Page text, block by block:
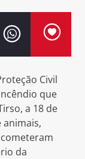
Civil
que
a 18 de
da